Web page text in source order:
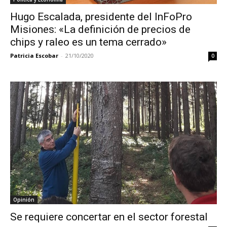
Hugo Escalada, presidente del InFoPro
Misiones: «La definición de precios de
chips y raleo es un tema cerrado»
Patricia Escobar - 21/10/2020 0
Opinión
Se requiere concertar en el sector forestal